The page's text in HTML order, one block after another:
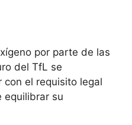
por parte de las
del TfL se
con el requisito legal
equilibrar su